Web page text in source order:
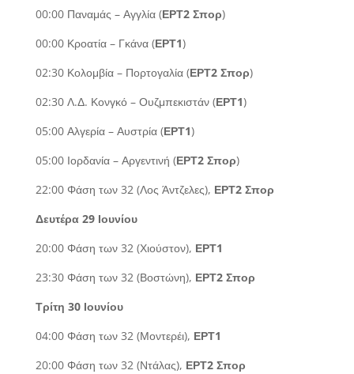
00:00 Παναμάς – Αγγλία (ΕΡΤ2 Σπορ)
00:00 Κροατία – Γκάνα (ΕΡΤ1)
02:30 Κολομβία – Πορτογαλία (ΕΡΤ2 Σπορ)
02:30 Λ.Δ. Κονγκό – Ουζμπεκιστάν (ΕΡΤ1)
05:00 Αλγερία – Αυστρία (ΕΡΤ1)
05:00 Ιορδανία – Αργεντινή (ΕΡΤ2 Σπορ)
22:00 Φάση των 32 (Λος Άντζελες), ΕΡΤ2 Σπορ
Δευτέρα 29 Ιουνίου
20:00 Φάση των 32 (Χιούστον), ΕΡΤ1
23:30 Φάση των 32 (Βοστώνη), ΕΡΤ2 Σπορ
Τρίτη 30 Ιουνίου
04:00 Φάση των 32 (Μοντερέι), ΕΡΤ1
20:00 Φάση των 32 (Ντάλας), ΕΡΤ2 Σπορ